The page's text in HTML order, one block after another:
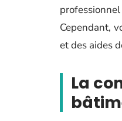
Cependant,
et des aides
La